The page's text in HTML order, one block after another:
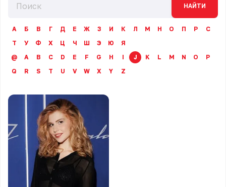
НАЙТИ
А Б В Г Д Е Ж З И К Л М Н О П Р
С
Т
У Ф Х Ц Ч Ш Э Ю
Я
@
A B C D E F G H I J K L M N O
P
Q
R S T U V W X Y Z